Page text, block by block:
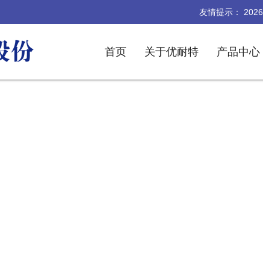
友情提示： 2026
首页 关于优耐特 产品中心